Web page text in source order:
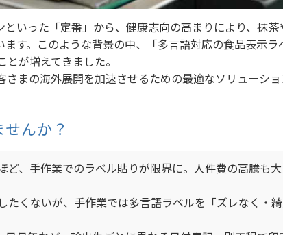
いった「定番」から、健康志向の高まりにより、抹茶
す。このような背景の中、「多言語対応の食品表示
が増えてきました。
まの海外展開を加速させるための最適なソリューショ
んか？
ど、手作業でのラベル貼りが限界に。人件費の高騰も大
たくないが、手作業では多言語ラベルを「ズレなく・綺